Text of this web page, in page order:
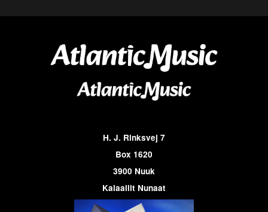
H. J. Rinksvej 7
Box 1620
3900 Nuuk
Kalaallit Nunaat